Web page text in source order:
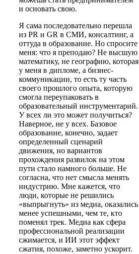
и основать свою.
Я сама последовательно перешла
из PR и GR в СМИ, консалтинг, а
оттуда в образование. Но спросите
меня: что я преподаю? Не высшую
математику, не географию, которая
у меня в дипломе, а бизнес-
коммуникации, то есть ту часть
своего прошлого опыта, которую
смогла переупаковать в
образовательный инструментарий.
У всех ли это может получиться?
Наверное, не у всех. Базовое
образование, конечно, задает
определенный сценарий
движения, но вариантов
прохождения развилок на этом
пути стало намного больше. Не
согласна, что нет смысла менять
индустрию. Мне кажется, что
люди, которые не решились
«выпрыгнуть» из медиа, оказались
менее успешными, чем те, кто
поменял трек. Медиа как сфера
профессиональной реализации
сжимается, и ИИ этот эффект
сжатия, похоже, заметно ускорит.